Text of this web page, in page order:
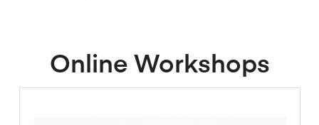
Online Workshops